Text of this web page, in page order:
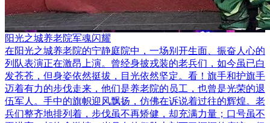
阳光之城养老院军魂闪耀
在阳光之城养老院的宁静庭院中，一场别开生面、振奋人心的
列队表演正在激昂上演。曾经身披戎装的老兵们，如今虽已白
发苍苍，但身姿依然挺拔，目光依然坚定。看！旗手和护旗手
迈着有力的步伐走来，他们是养老院的员工，也曾是光荣的退
伍军人。手中的旗帜迎风飘扬，仿佛在诉说着过往的辉煌。老
兵们整齐地排列着，步伐虽不再矫健，却充满力量；口号虽不